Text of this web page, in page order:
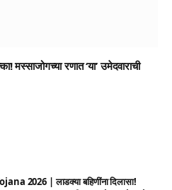
रणात ‘या’ उमेदवाराची
2026 | लाडक्या बहिणींना दिलासा!